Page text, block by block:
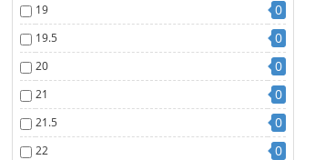
19 0
19.5 0
20 0
21 0
21.5 0
22 0